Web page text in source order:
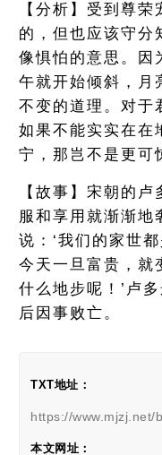
【分析】受到尊
的，但也应该守分
像惧怕的意思。因
午就开始倾斜，月
不变的道理。对于
如果不能实实在在
宁，那岂不是更可
【故事】宋朝的
服和享用就渐渐地
说：‘我们的家世
今天一旦富贵，就
什么地步呢！’卢
后因事败亡。
TXT地址：
https://www.mjzj.net/
本文网址：